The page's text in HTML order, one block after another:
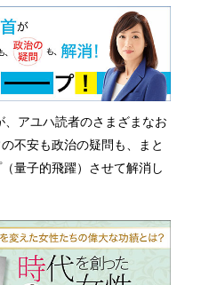
アユハ読者のさまざまなお
不安も政治の疑問も、まと
量子的飛躍）させて解消し